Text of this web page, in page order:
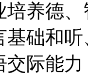
德、
基础和
交际能